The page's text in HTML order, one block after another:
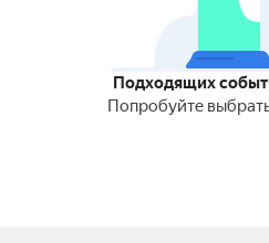
Подходящих
Попробуйте